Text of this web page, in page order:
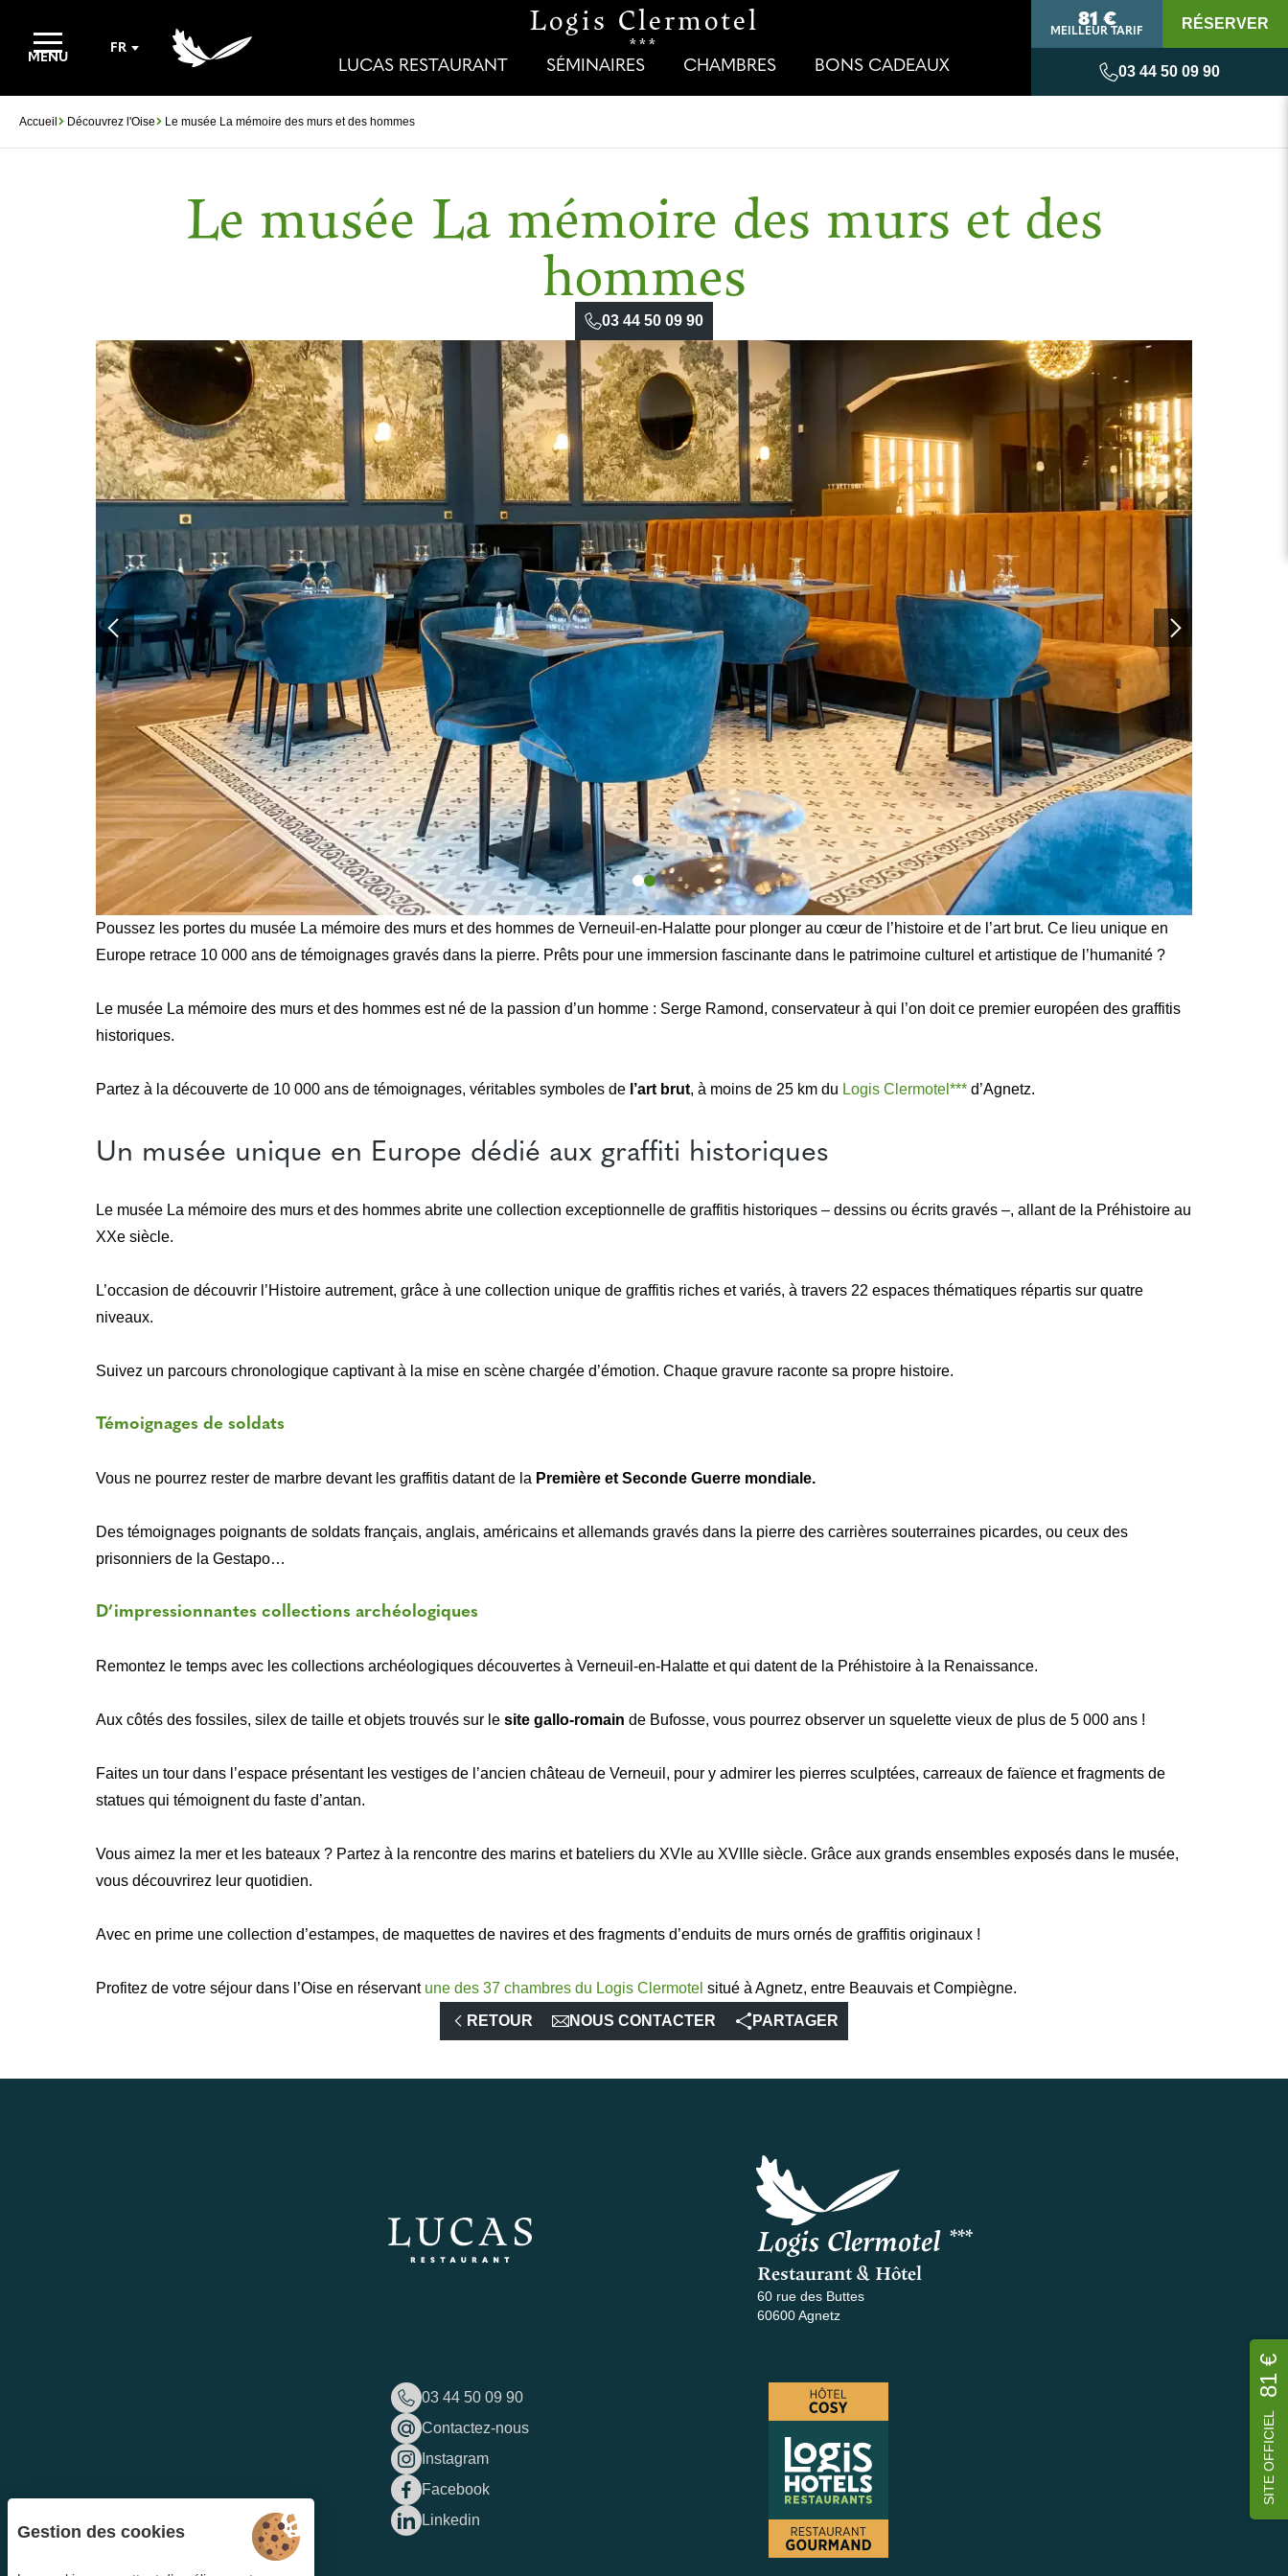
MENU
FR
Logis Clermotel
***
LUCAS RESTAURANT SÉMINAIRES CHAMBRES BONS CADEAUX
81 €
MEILLEUR TARIF RÉSERVER
03 44 50 09 90
Accueil Découvrez l'Oise Le musée La mémoire des murs et des hommes
Le musée La mémoire des murs et des
hommes
03 44 50 09 90
Poussez les portes du musée La mémoire des murs et des hommes de Verneuil-en-Halatte pour plonger au cœur de l’histoire et de l’art brut. Ce lieu unique en
Europe retrace 10 000 ans de témoignages gravés dans la pierre. Prêts pour une immersion fascinante dans le patrimoine culturel et artistique de l’humanité ?
Le musée La mémoire des murs et des hommes est né de la passion d’un homme : Serge Ramond, conservateur à qui l’on doit ce premier européen des graffitis
historiques.
Partez à la découverte de 10 000 ans de témoignages, véritables symboles de l’art brut, à moins de 25 km du Logis Clermotel*** d’Agnetz.
Un musée unique en Europe dédié aux graffiti historiques
Le musée La mémoire des murs et des hommes abrite une collection exceptionnelle de graffitis historiques – dessins ou écrits gravés –, allant de la Préhistoire au
XXe siècle.
L’occasion de découvrir l’Histoire autrement, grâce à une collection unique de graffitis riches et variés, à travers 22 espaces thématiques répartis sur quatre
niveaux.
Suivez un parcours chronologique captivant à la mise en scène chargée d’émotion. Chaque gravure raconte sa propre histoire.
Témoignages de soldats
Vous ne pourrez rester de marbre devant les graffitis datant de la Première et Seconde Guerre mondiale.
Des témoignages poignants de soldats français, anglais, américains et allemands gravés dans la pierre des carrières souterraines picardes, ou ceux des
prisonniers de la Gestapo…
D’impressionnantes collections archéologiques
Remontez le temps avec les collections archéologiques découvertes à Verneuil-en-Halatte et qui datent de la Préhistoire à la Renaissance.
Aux côtés des fossiles, silex de taille et objets trouvés sur le site gallo-romain de Bufosse, vous pourrez observer un squelette vieux de plus de 5 000 ans !
Faites un tour dans l’espace présentant les vestiges de l’ancien château de Verneuil, pour y admirer les pierres sculptées, carreaux de faïence et fragments de
statues qui témoignent du faste d’antan.
Vous aimez la mer et les bateaux ? Partez à la rencontre des marins et bateliers du XVIe au XVIIIe siècle. Grâce aux grands ensembles exposés dans le musée,
vous découvrirez leur quotidien.
Avec en prime une collection d’estampes, de maquettes de navires et des fragments d’enduits de murs ornés de graffitis originaux !
Profitez de votre séjour dans l’Oise en réservant une des 37 chambres du Logis Clermotel situé à Agnetz, entre Beauvais et Compiègne.
RETOUR
NOUS CONTACTER PARTAGER
Logis Clermotel ***
Restaurant & Hôtel
60 rue des Buttes
60600 Agnetz
03 44 50 09 90
Contactez-nous
Instagram
Facebook
Linkedin
Gestion des cookies
SITE OFFICIEL
81 €